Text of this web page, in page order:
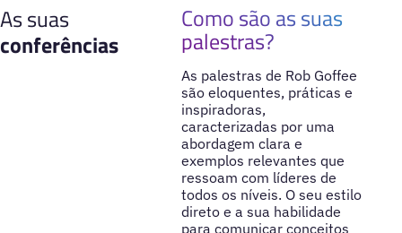
As suas
conferências
Como são as suas
palestras?
As palestras de Rob Goffee
são eloquentes, práticas e
inspiradoras,
caracterizadas por uma
abordagem clara e
exemplos relevantes que
ressoam com líderes de
todos os níveis. O seu estilo
direto e a sua habilidade
para comunicar conceitos